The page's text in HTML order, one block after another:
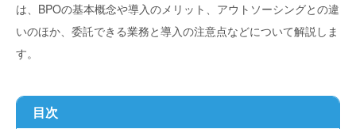
は、BPOの基本概念や導入のメリット、アウトソーシングとの違
いのほか、委託できる業務と導入の注意点などについて解説しま
す。
目次